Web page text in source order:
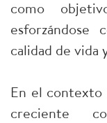
como
esforzándose
calidad de vida
En el contexto
creciente